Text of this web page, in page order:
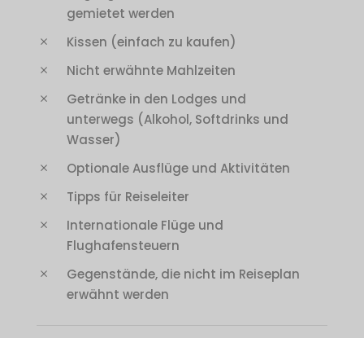
gemietet werden
Kissen (einfach zu kaufen)
Nicht erwähnte Mahlzeiten
Getränke in den Lodges und
unterwegs (Alkohol, Softdrinks und
Wasser)
Optionale Ausflüge und Aktivitäten
Tipps für Reiseleiter
Internationale Flüge und
Flughafensteuern
Gegenstände, die nicht im Reiseplan
erwähnt werden